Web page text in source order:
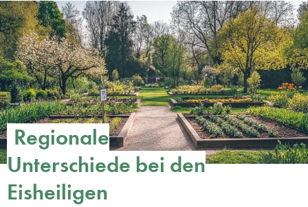
Regionale
Unterschiede bei den
Eisheiligen